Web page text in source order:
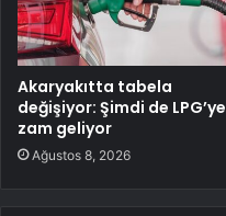
Akaryakıtta tabela
değişiyor: Şimdi de LPG’ye
zam geliyor
Ağustos 8, 2026